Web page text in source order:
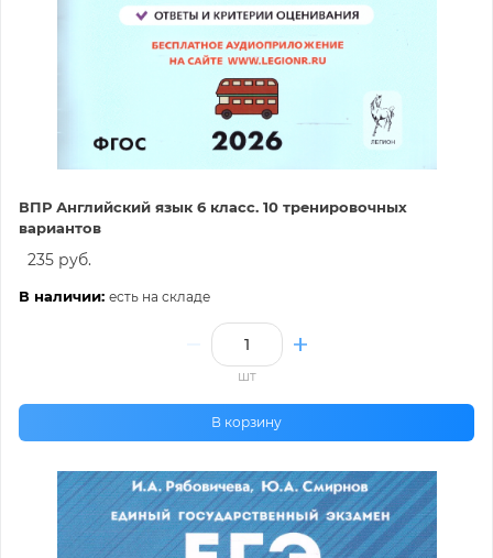
ВПР Английский язык 6 класс. 10 тренировочных
вариантов
235 руб.
В наличии: есть на складе
шт
В корзину